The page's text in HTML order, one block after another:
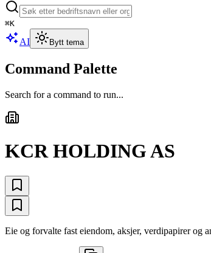
⌘K
AI Bytt tema
Command Palette
Search for a command to run...
KCR HOLDING AS
Eie og forvalte fast eiendom, aksjer, verdipapirer og